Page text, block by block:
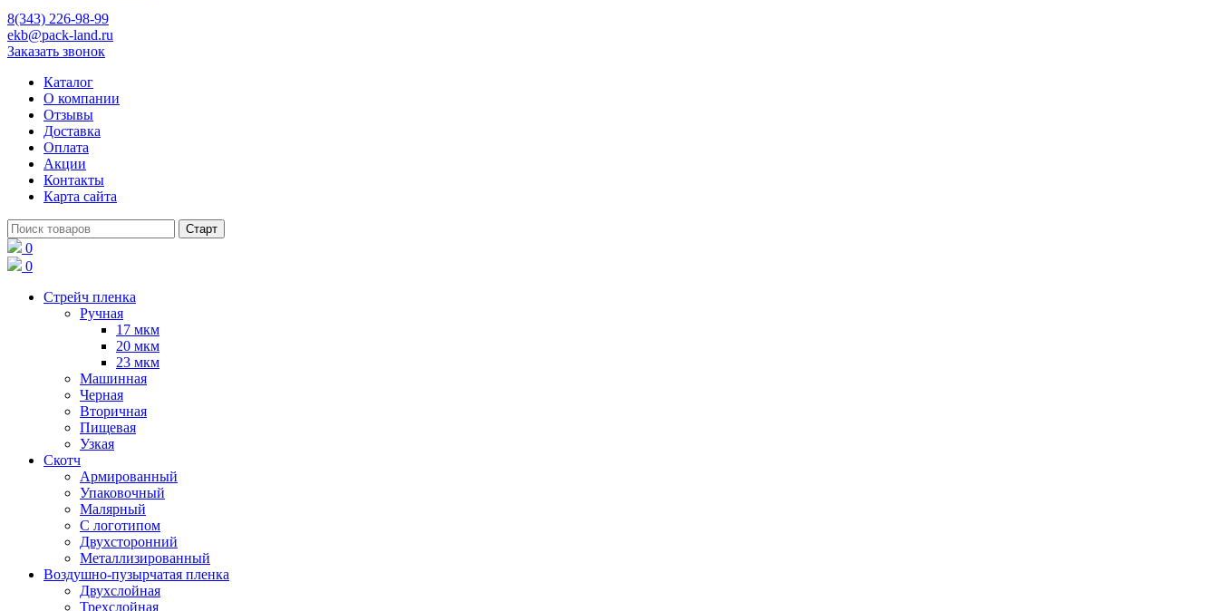
8(343) 226-98-99
ekb@pack-land.ru
Заказать звонок
Каталог
О компании
Отзывы
Доставка
Оплата
Акции
Контакты
Карта сайта
0
0
Стрейч пленка
Ручная
17 мкм
20 мкм
23 мкм
Машинная
Черная
Вторичная
Пищевая
Узкая
Скотч
Армированный
Упаковочный
Малярный
С логотипом
Двухсторонний
Металлизированный
Воздушно-пузырчатая пленка
Двухслойная
Трехслойная